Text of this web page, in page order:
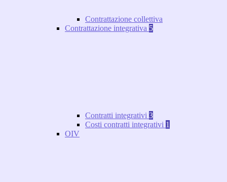
Contrattazione collettiva
Contrattazione integrativa 5
Contratti integrativi 3
Costi contratti integrativi 1
OIV